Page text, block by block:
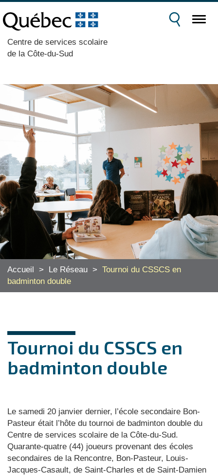
Centre de services scolaire
de la Côte-du-Sud
Accueil > Le Réseau > Tournoi du CSSCS en
badminton double
Tournoi du CSSCS en
badminton double
Le samedi 20 janvier dernier, l’école secondaire Bon-
Pasteur était l’hôte du tournoi de badminton double du
Centre de services scolaire de la Côte-du-Sud.
Quarante-quatre (44) joueurs provenant des écoles
secondaires de la Rencontre, Bon-Pasteur, Louis-
Jacques-Casault, de Saint-Charles et de Saint-Damien